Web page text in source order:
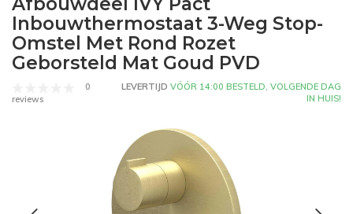
Inbouwthermostaat 3-Weg Stop-
Omstel Met Rond Rozet
Geborsteld Mat Goud PVD
0
reviews
LEVERTIJD VÓÓR 14:00 BESTELD, VOLGENDE DAG
IN HUIS!